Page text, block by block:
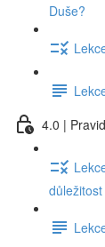
Duše?
4.0 |